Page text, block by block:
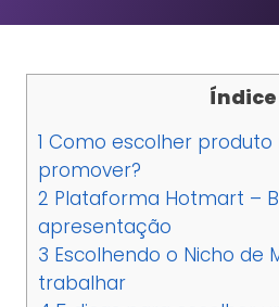
Índice
1 Como escolher
promover?
2 Plataforma Hotmart –
apresentação
3 Escolhendo o Nicho de
trabalhar